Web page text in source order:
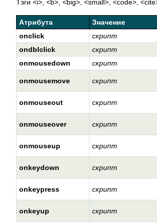
Тэги <i>, <b>, <big>, <small>, <code>,
Атрибута Значение
onclick
скрипт
ondblclick
скрипт
onmousedown
скрипт
onmousemove скрипт
onmouseout скрипт
onmouseover скрипт
onmouseup скрипт
onkeydown скрипт
onkeypress скрипт
onkeyup скрипт